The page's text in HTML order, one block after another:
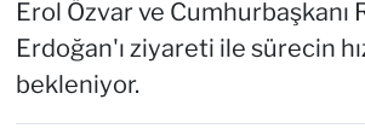
Erol Özvar ve Cumhurbaşkanı
Erdoğan'ı ziyareti ile sürecin
bekleniyor.